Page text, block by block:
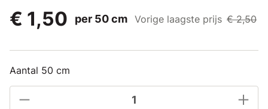
€ 1,50
per 50 cm Vorige laagste prijs € 2,50
Aantal 50 cm